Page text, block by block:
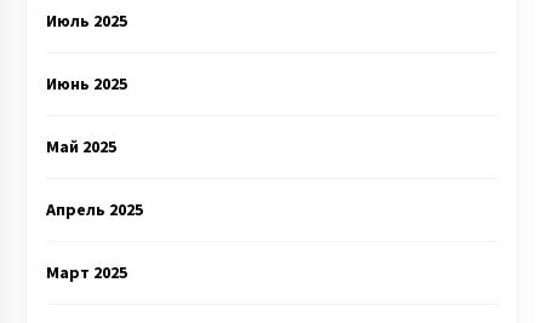
Июль 2025
Июнь 2025
Май 2025
Апрель 2025
Март 2025